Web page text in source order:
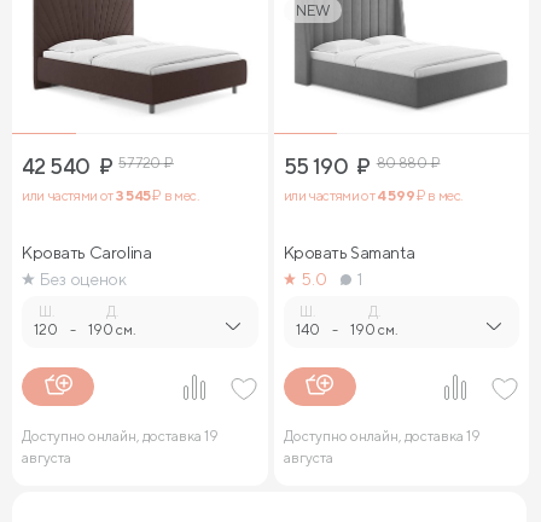
42 540 ₽ 57 720₽
или частями от3 545₽ в мес.
Кровать Carolina
Без оценок
120 -
Д.
190 см.
Доступно онлайн, доставка 19
августа
NEW
55 190 ₽ 80 880₽
или частями от4 599₽ в мес.
Кровать Samanta
5.0
1
140 -
Д.
190 см.
Доступно онлайн, доставка 19
августа